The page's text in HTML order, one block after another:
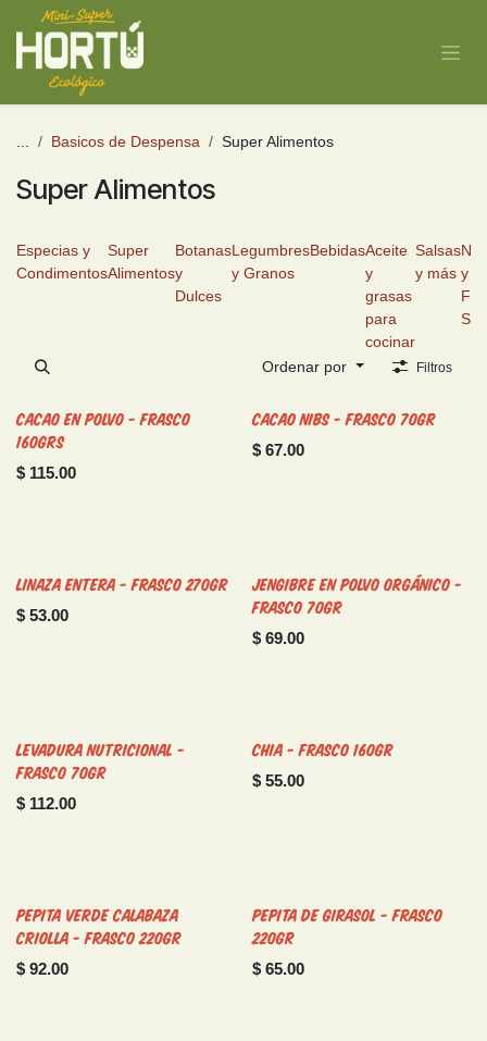
Ir al contenido
Basicos de Despensa Super Alimentos
Super Alimentos
Especias y
Condimentos
Super
Alimentos
Botanas
y
Dulces
Legumbres
y Granos
BebidasAceite
y
grasas
para
cocinar
Salsas
y más y
Ordenar por Filtros
Cacao en Polvo - Frasco
160grs
$ 115.00
Cacao Nibs - Frasco 70gr
$ 67.00
Linaza Entera - Frasco 270gr
$ 53.00
Jengibre en Polvo Orgánico -
Frasco 70gr
$ 69.00
Levadura Nutricional -
Frasco 70gr
$ 112.00
Chia - Frasco 160gr
$ 55.00
Pepita Verde Calabaza
Criolla - Frasco 220gr
$ 92.00
Pepita de Girasol - Frasco
220gr
$ 65.00